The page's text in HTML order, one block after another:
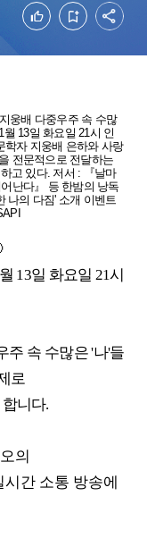
좋아요 북마크
13일 화요일 21시
주 속 수많은 '나'들
로
니다.
의
간 소통 방송에